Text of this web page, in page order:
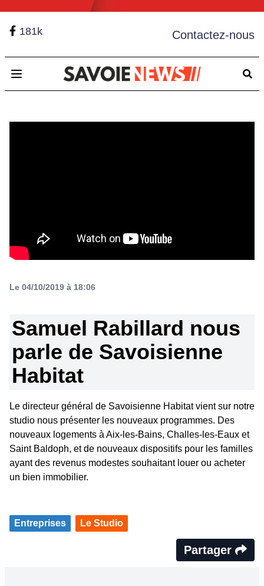
181k Contactez-nous
Open main menu
Le 04/10/2019 à 18:06
Samuel Rabillard nous
parle de Savoisienne
Habitat
Le directeur général de Savoisienne Habitat vient sur notre
studio nous présenter les nouveaux programmes. Des
nouveaux logements à Aix-les-Bains, Challes-les-Eaux et
Saint Baldoph, et de nouveaux dispositifs pour les familles
ayant des revenus modestes souhaitant louer ou acheter
un bien immobilier.
Entreprises Le Studio
Partager